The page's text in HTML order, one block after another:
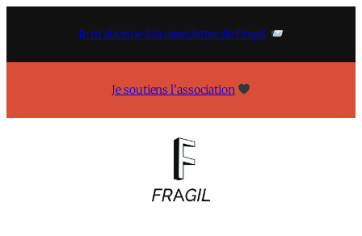
Je m’abonne à la newsletter de Fragil
Je soutiens l’association